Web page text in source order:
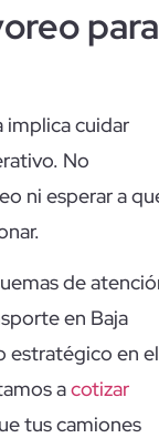
para
implica cuidar
No
ni esperar a
de
en Baja
estratégico en el
acotizar
tus camiones